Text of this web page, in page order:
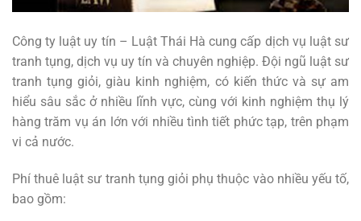
Công ty luật uy tín – Luật Thái Hà cung cấp dịch vụ luật sư
tranh tụng, dịch vụ uy tín và chuyên nghiệp. Đội ngũ luật sư
tranh tụng giỏi, giàu kinh nghiệm, có kiến thức và sự am
hiểu sâu sắc ở nhiều lĩnh vực, cùng với kinh nghiệm thụ lý
hàng trăm vụ án lớn với nhiều tình tiết phức tạp, trên phạm
vi cả nước.
Phí thuê luật sư tranh tụng giỏi phụ thuộc vào nhiều yếu tố,
bao gồm: